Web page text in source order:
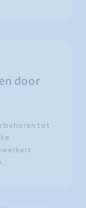
door
behoren tot